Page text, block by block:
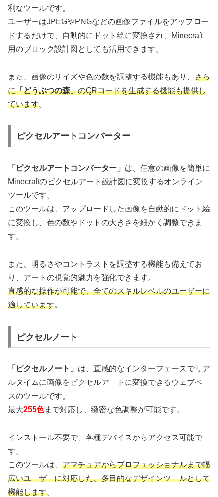
利なツールです。
ユーザーはJPEGやPNGなどの画像ファイルをアップロー
ドするだけで、自動的にドット絵に変換され、Minecraft
用のブロック設計図としても活用できます。
また、画像のサイズや色の数を調整する機能もあり、 さら
に「どうぶつの森」のQRコードを生成する機能も提供し
ています。
ピクセルアートコンバーター
「ピクセルアートコンバーター」 は、任意の画像を簡単に
Minecraftのピクセルアート設計図に変換するオンライン
ツールです。
このツールは、アップロードした画像を自動的にドット絵
に変換し、色の数やドットの大きさを細かく調整できま
す。
また、明るさやコントラストを調整する機能も備えてお
り、アートの視覚的魅力を強化できます。
直感的な操作が可能で、全てのスキルレベルのユーザーに
適しています。
ピクセルノート
「ピクセルノート」 は、直感的なインターフェースでリア
ルタイムに画像をピクセルアートに変換できるウェブベー
スのツールです。
最大255色まで対応し、緻密な色調整が可能です。
インストール不要で、各種デバイスからアクセス可能で
す。
このツールは、 アマチュアからプロフェッショナルまで幅
広いユーザーに対応した、多目的なデザインツールとして
機能します。